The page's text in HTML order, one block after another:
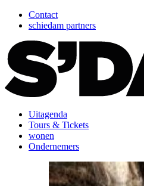
Contact
schiedam partners
Uitagenda
Tours & Tickets
wonen
Ondernemers